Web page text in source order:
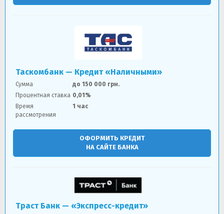
Таскомбанк — Кредит «Наличными»
Сумма
до 150 000 грн.
Процентная ставка 0,01%
Время
рассмотрения
1 час
ОФОРМИТЬ КРЕДИТ
НА САЙТЕ БАНКА
Траст Банк — «Экспресс-кредит»